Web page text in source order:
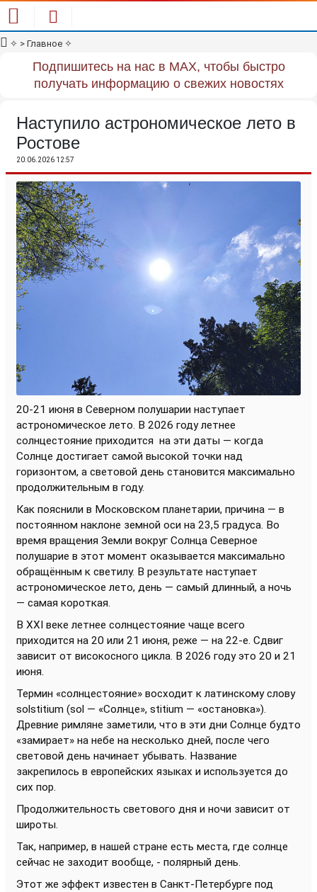
✧ > Главное ✧
Подпишитесь на нас в MAX, чтобы быстро
получать информацию о свежих новостях
Наступило астрономическое лето в
Ростове
20.06.2026 12:57
20-21 июня в Северном полушарии наступает
астрономическое лето. В 2026 году летнее
солнцестояние приходится на эти даты — когда
Солнце достигает самой высокой точки над
горизонтом, а световой день становится максимально
продолжительным в году.
Как пояснили в Московском планетарии, причина — в
постоянном наклоне земной оси на 23,5 градуса. Во
время вращения Земли вокруг Солнца Северное
полушарие в этот момент оказывается максимально
обращённым к светилу. В результате наступает
астрономическое лето, день — самый длинный, а ночь
— самая короткая.
В XXI веке летнее солнцестояние чаще всего
приходится на 20 или 21 июня, реже — на 22-е. Сдвиг
зависит от високосного цикла. В 2026 году это 20 и 21
июня.
Термин «солнцестояние» восходит к латинскому слову
solstitium (sol — «Солнце», stitium — «остановка»).
Древние римляне заметили, что в эти дни Солнце будто
«замирает» на небе на несколько дней, после чего
световой день начинает убывать. Название
закрепилось в европейских языках и используется до
сих пор.
Продолжительность светового дня и ночи зависит от
широты.
Так, например, в нашей стране есть места, где солнце
сейчас не заходит вообще, - полярный день.
Этот же эффект известен в Санкт-Петербурге под